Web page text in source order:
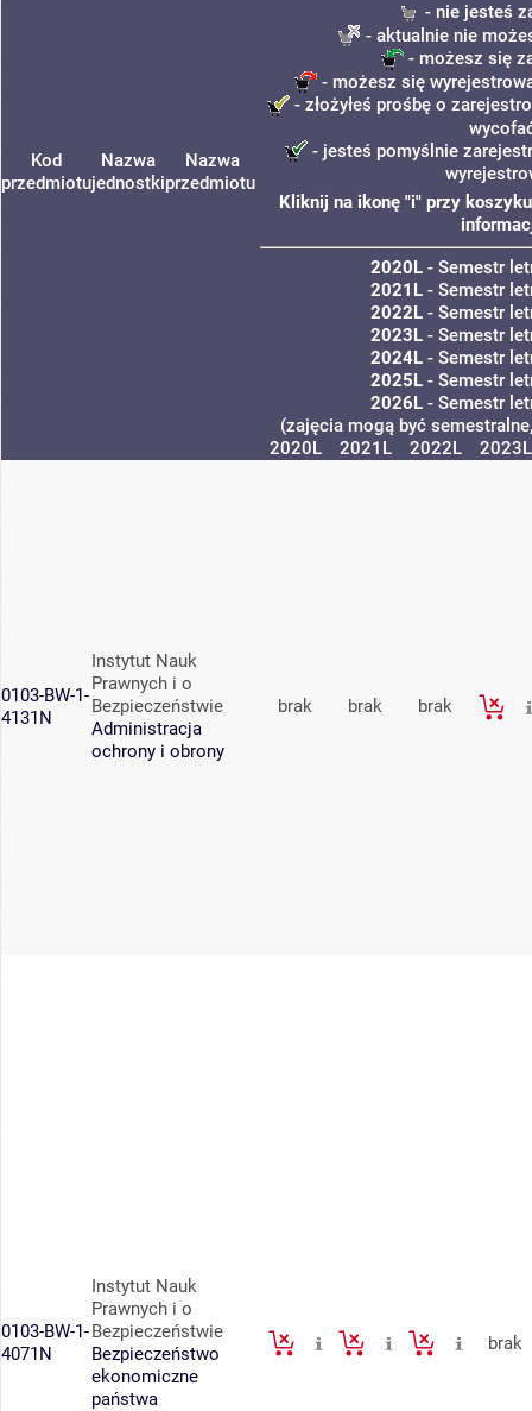
Kod
przedmiotu
Nazwa
jednostki
Nazwa
przedmiotu
- nie jesteś
- aktualnie nie
- możesz się
- możesz się
- złożyłeś prośbę o
- jesteś pomyślnie
Kliknij na ikonę "i" przy
2020L- Semestr
2021L- Semestr
2022L- Semestr
2023L- Semestr
2024L- Semestr
2025L- Semestr
2026L- Semestr
(zajęcia mogą być
2020L
2021L 2022L 2023L
0103-BW-1-
4131N
Instytut Nauk
Prawnych i o
Bezpieczeństwie
Administracja
ochrony i obrony
brak brak brak
0103-BW-1-
4071N
Instytut Nauk
Prawnych i o
Bezpieczeństwie
Bezpieczeństwo
ekonomiczne
państwa
brak